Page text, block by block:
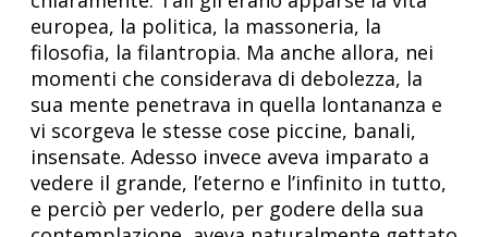
europea, la politica, la massoneria, la
filosofia, la filantropia. Ma anche allora, nei
momenti che considerava di debolezza, la
sua mente penetrava in quella lontananza e
vi scorgeva le stesse cose piccine, banali,
insensate. Adesso invece aveva imparato a
vedere il grande, l’eterno e l’infinito in tutto,
e perciò per vederlo, per godere della sua